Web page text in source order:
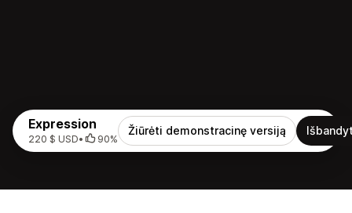
Expression
220 $ USD• 90%
Žiūrėti demonstracinę versiją